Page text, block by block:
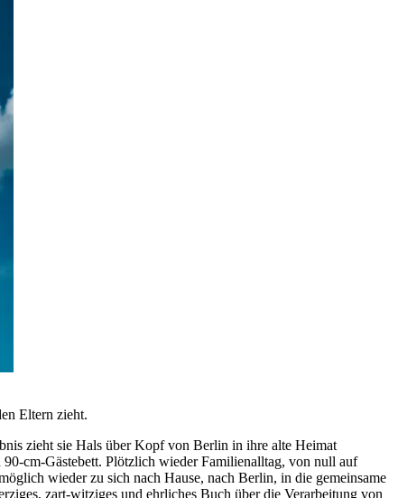
Eltern zieht.
zieht sie Hals über Kopf von Berlin in ihre alte Heimat
cm-Gästebett. Plötzlich wieder Familienalltag, von null auf
wieder zu sich nach Hause, nach Berlin, in die gemeinsame
zart-witziges und ehrliches Buch über die Verarbeitung von